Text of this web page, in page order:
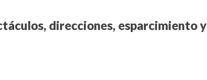
direcciones, esparcimiento y